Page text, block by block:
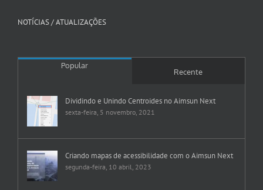
NOTÍCIAS / ATUALIZAÇÕES
Popular
Recente
Dividindo e Unindo Centroides no Aimsun Next
sexta-feira, 5 novembro, 2021
Criando mapas de acessibilidade com o Aimsun Next
segunda-feira, 10 abril, 2023